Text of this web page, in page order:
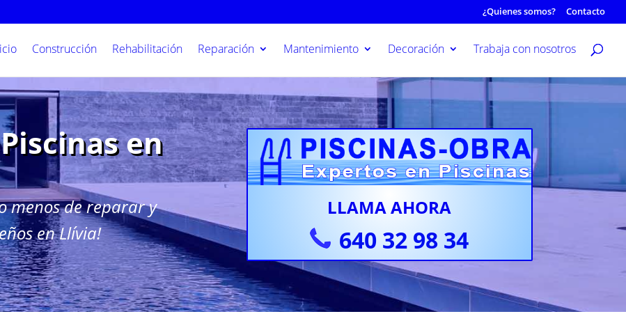
¿Quienes somos? Contacto
Construcción Rehabilitación Reparación Mantenimiento Decoración Trabaja con nosotros
en
menos de reparar y
en Llívia!
LLAMA AHORA
640 32 98 34